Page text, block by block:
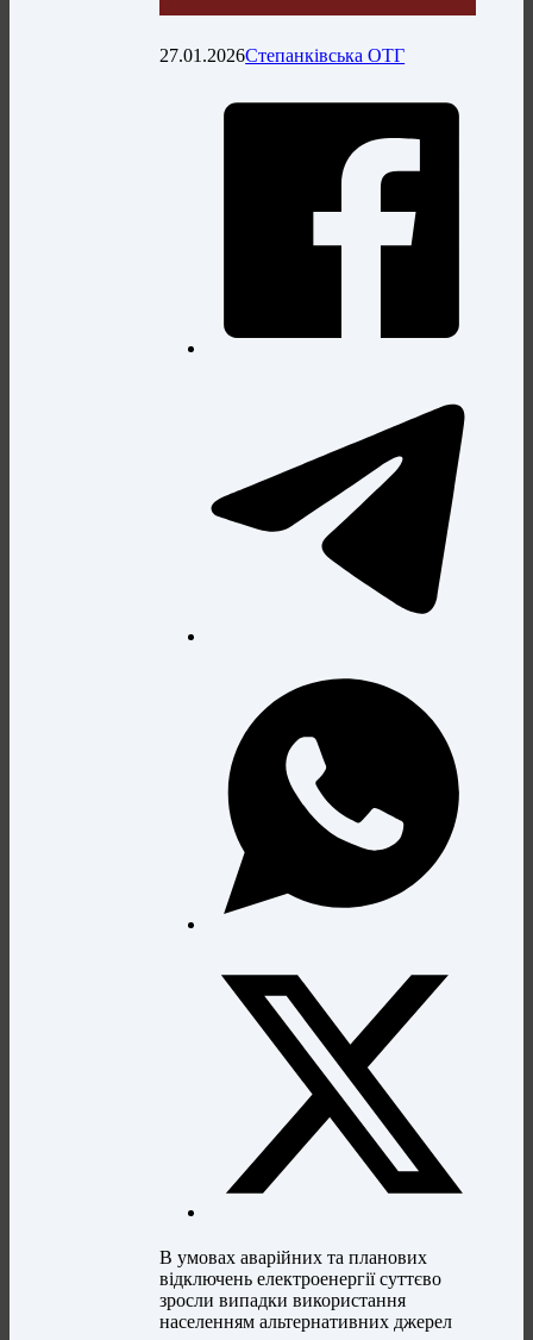
27.01.2026Степанківська ОТГ
В умовах аварійних та планових
відключень електроенергії суттєво
зросли випадки використання
населенням альтернативних джерел